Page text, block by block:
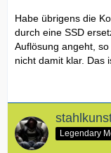
Habe übrigens die
durch eine SSD
Auflösung angeht,
nicht damit klar. Das
Legendary